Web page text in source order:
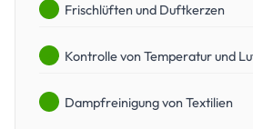
Frischlüften und Duftkerzen
Kontrolle von Temperatur und
Dampfreinigung von Textilien